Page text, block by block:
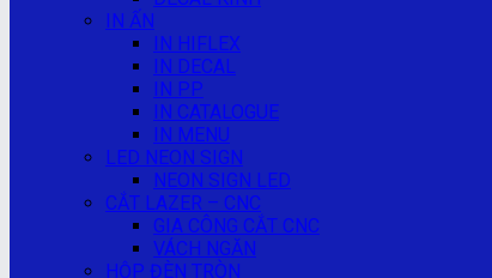
IN ẤN
IN HIFLEX
IN DECAL
IN PP
IN CATALOGUE
IN MENU
LED NEON SIGN
NEON SIGN LED
CẮT LAZER – CNC
GIA CÔNG CẮT CNC
VÁCH NGĂN
HỘP ĐÈN TRÒN